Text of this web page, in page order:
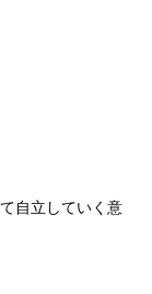
自立していく意